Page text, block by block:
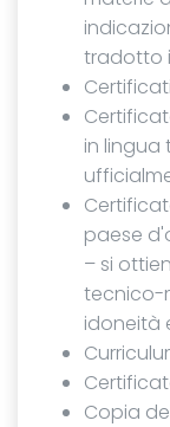
tradotto
in lingua
paese
– si
tecnico-
idoneità
Copia